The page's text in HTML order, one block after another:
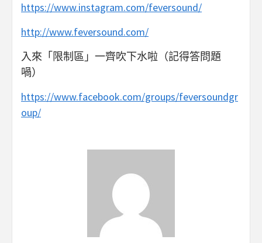
https://www.instagram.com/feversound/
http://www.feversound.com/
入來「限制區」一齊吹下水啦（記得答問題
喎）
https://www.facebook.com/groups/feversoundgr
oup/